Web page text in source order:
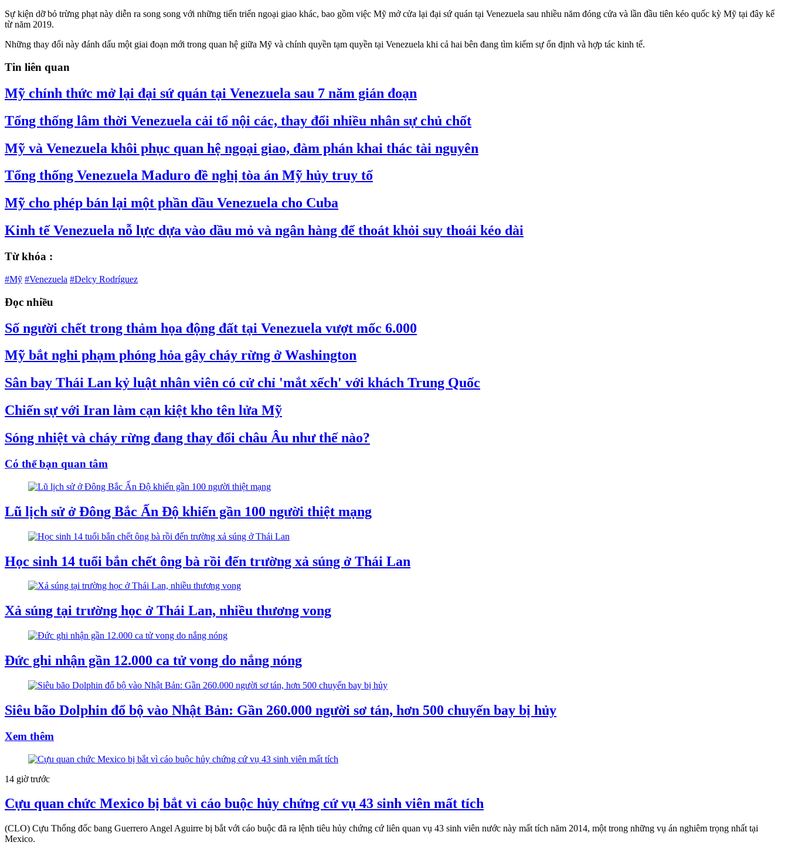
Sự kiện dỡ bỏ trừng phạt này diễn ra song song với những tiến triển ngoại giao khác, bao gồm việc Mỹ mở cửa lại đại sứ quán tại Venezuela sau nhiều năm đóng cửa và lần đầu tiên kéo quốc kỳ Mỹ tại đây kể
từ năm 2019.
Những thay đổi này đánh dấu một giai đoạn mới trong quan hệ giữa Mỹ và chính quyền tạm quyền tại Venezuela khi cả hai bên đang tìm kiếm sự ổn định và hợp tác kinh tế.
Tin liên quan
Mỹ chính thức mở lại đại sứ quán tại Venezuela sau 7 năm gián đoạn
Tổng thống lâm thời Venezuela cải tổ nội các, thay đổi nhiều nhân sự chủ chốt
Mỹ và Venezuela khôi phục quan hệ ngoại giao, đàm phán khai thác tài nguyên
Tổng thống Venezuela Maduro đề nghị tòa án Mỹ hủy truy tố
Mỹ cho phép bán lại một phần dầu Venezuela cho Cuba
Kinh tế Venezuela nỗ lực dựa vào dầu mỏ và ngân hàng để thoát khỏi suy thoái kéo dài
Từ khóa :
#Mỹ #Venezuela #Delcy Rodríguez
Đọc nhiều
Số người chết trong thảm họa động đất tại Venezuela vượt mốc 6.000
Mỹ bắt nghi phạm phóng hỏa gây cháy rừng ở Washington
Sân bay Thái Lan kỷ luật nhân viên có cử chỉ 'mắt xếch' với khách Trung Quốc
Chiến sự với Iran làm cạn kiệt kho tên lửa Mỹ
Sóng nhiệt và cháy rừng đang thay đổi châu Âu như thế nào?
Có thể bạn quan tâm
Lũ lịch sử ở Đông Bắc Ấn Độ khiến gần 100 người thiệt mạng
Học sinh 14 tuổi bắn chết ông bà rồi đến trường xả súng ở Thái Lan
Xả súng tại trường học ở Thái Lan, nhiều thương vong
Đức ghi nhận gần 12.000 ca tử vong do nắng nóng
Siêu bão Dolphin đổ bộ vào Nhật Bản: Gần 260.000 người sơ tán, hơn 500 chuyến bay bị hủy
Xem thêm
14 giờ trước
Cựu quan chức Mexico bị bắt vì cáo buộc hủy chứng cứ vụ 43 sinh viên mất tích
(CLO) Cựu Thống đốc bang Guerrero Angel Aguirre bị bắt với cáo buộc đã ra lệnh tiêu hủy chứng cứ liên quan vụ 43 sinh viên nước này mất tích năm 2014, một trong những vụ án nghiêm trọng nhất tại
Mexico.